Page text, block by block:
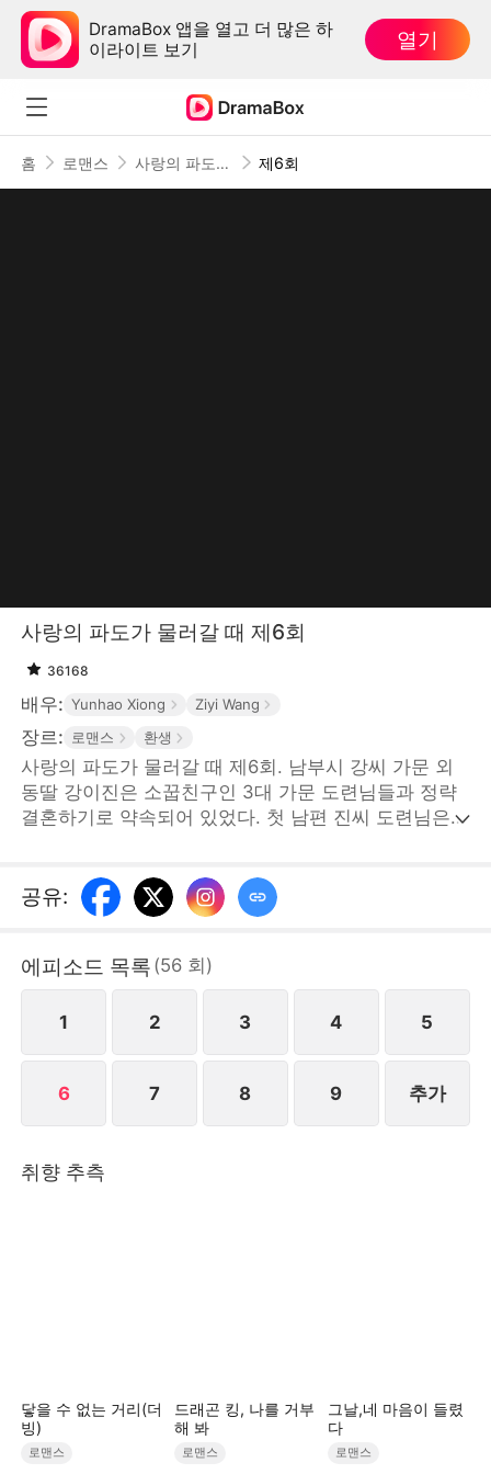
DramaBox 앱을 열고 더 많은 하
이라이트 보기
열기
홈 로맨스 사랑의 파도가 물러갈 때 제6회
사랑의 파도가 물러갈 때 제6회
36168
배우: Yunhao Xiong Ziyi Wang
장르: 로맨스 환생
사랑의 파도가 물러갈 때 제6회. 남부시 강씨 가문 외
동딸 강이진은 소꿉친구인 3대 가문 도련님들과 정략
결혼하기로 약속되어 있었다. 첫 남편 진씨 도련님은
씨 도련님은 임종 전에 자기가 사랑한 사람은 고소민이
었다고 고백한다. 강이진은 남편을 잡아먹는 여자라는
을 거절하고 북부시 성씨 가문 사생아 성시언과 결혼하
기로 한다. 세 친구는 그녀를 잃고 나서 후회하지만 떠
나간 배는 이미 잡을 수 없는데...STORYMATRIX
공유:
에피소드 목록 (56 회 )
1 2 3 4 5
6 7 8 9 추가
취향 추측
닿을 수 없는 거리(더
빙)
로맨스
드래곤 킹, 나를 거부
해 봐
로맨스
그날,네 마음이 들렸
다
로맨스